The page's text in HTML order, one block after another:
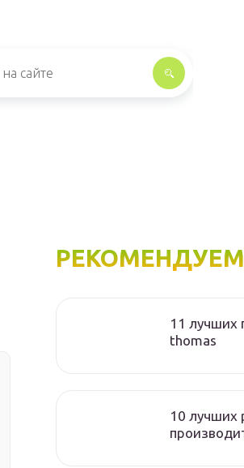
РЕКОМЕНДУЕМ
11 лучших
thomas
10 лучших